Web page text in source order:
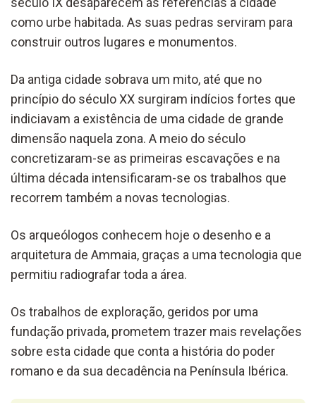
como urbe habitada. As suas pedras serviram para
construir outros lugares e monumentos.
Da antiga cidade sobrava um mito, até que no
princípio do século XX surgiram indícios fortes que
indiciavam a existência de uma cidade de grande
dimensão naquela zona. A meio do século
concretizaram-se as primeiras escavações e na
última década intensificaram-se os trabalhos que
recorrem também a novas tecnologias.
Os arqueólogos conhecem hoje o desenho e a
arquitetura de Ammaia, graças a uma tecnologia que
permitiu radiografar toda a área.
Os trabalhos de exploração, geridos por uma
fundação privada, prometem trazer mais revelações
sobre esta cidade que conta a história do poder
romano e da sua decadência na Península Ibérica.